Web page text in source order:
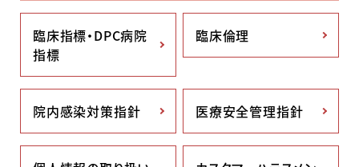
臨床指標・DPC病院
指標
臨床倫理
院内感染対策指針 医療安全管理指針